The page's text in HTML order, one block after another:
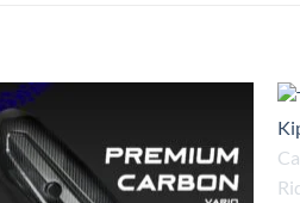
Tambahkan
ke Wishlist